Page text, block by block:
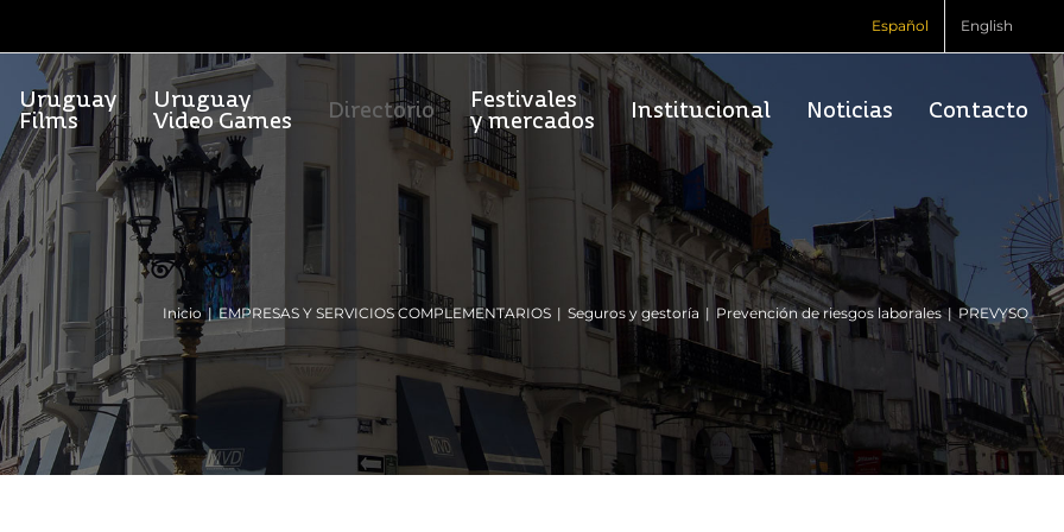
Español English
Uruguay
Films
Uruguay
Video Games
Directorio
Festivales
y mercados
Institucional Noticias Contacto
Inicio EMPRESAS Y SERVICIOS COMPLEMENTARIOS Seguros y gestoría Prevención de riesgos laborales PREVYSO